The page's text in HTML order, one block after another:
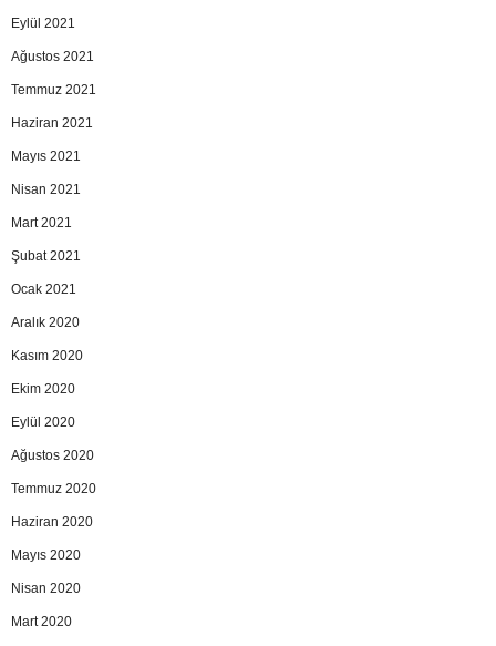
Eylül 2021
Ağustos 2021
Temmuz 2021
Haziran 2021
Mayıs 2021
Nisan 2021
Mart 2021
Şubat 2021
Ocak 2021
Aralık 2020
Kasım 2020
Ekim 2020
Eylül 2020
Ağustos 2020
Temmuz 2020
Haziran 2020
Mayıs 2020
Nisan 2020
Mart 2020